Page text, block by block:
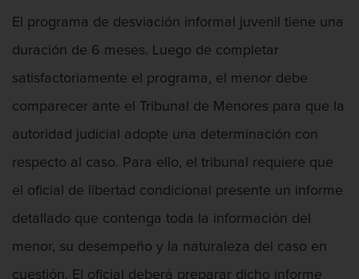
El programa de desviación informal juvenil tiene una
duración de 6 meses. Luego de completar
satisfactoriamente el programa, el menor debe
comparecer ante el Tribunal de Menores para que la
autoridad judicial adopte una determinación con
respecto al caso. Para ello, el tribunal requiere que
el oficial de libertad condicional presente un informe
detallado que contenga toda la información del
menor, su desempeño y la naturaleza del caso en
cuestión. El oficial deberá preparar dicho informe
Aumento de Sentencia por Armas de
Audiencias de Transferencia
Chocar Y Huir